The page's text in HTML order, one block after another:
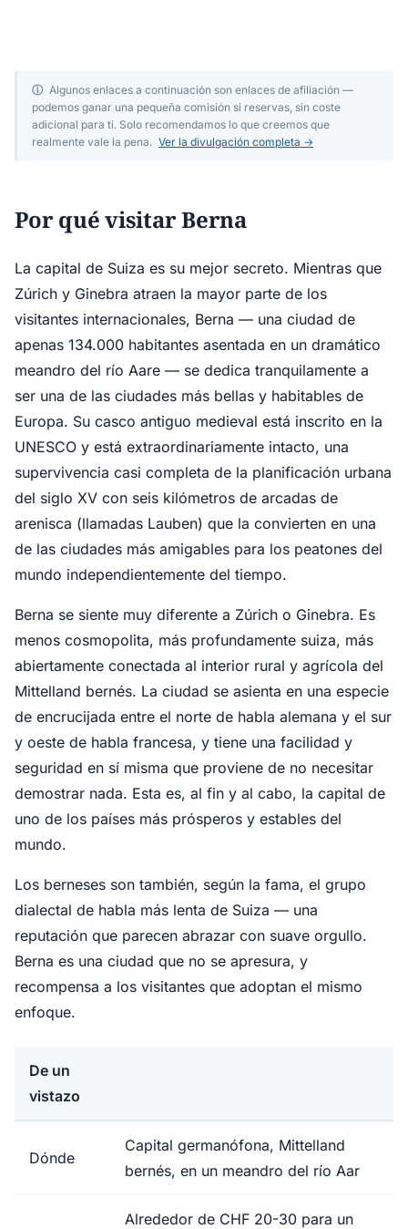
ⓘ Algunos enlaces a continuación son enlaces de afiliación —
podemos ganar una pequeña comisión si reservas, sin coste
adicional para ti. Solo recomendamos lo que creemos que
realmente vale la pena. Ver la divulgación completa →
Por qué visitar Berna
La capital de Suiza es su mejor secreto. Mientras que
Zúrich y Ginebra atraen la mayor parte de los
visitantes internacionales, Berna — una ciudad de
apenas 134.000 habitantes asentada en un dramático
meandro del río Aare — se dedica tranquilamente a
ser una de las ciudades más bellas y habitables de
Europa. Su casco antiguo medieval está inscrito en la
UNESCO y está extraordinariamente intacto, una
supervivencia casi completa de la planificación urbana
del siglo XV con seis kilómetros de arcadas de
arenisca (llamadas Lauben) que la convierten en una
de las ciudades más amigables para los peatones del
mundo independientemente del tiempo.
Berna se siente muy diferente a Zúrich o Ginebra. Es
menos cosmopolita, más profundamente suiza, más
abiertamente conectada al interior rural y agrícola del
Mittelland bernés. La ciudad se asienta en una especie
de encrucijada entre el norte de habla alemana y el sur
y oeste de habla francesa, y tiene una facilidad y
seguridad en sí misma que proviene de no necesitar
demostrar nada. Esta es, al fin y al cabo, la capital de
uno de los países más prósperos y estables del
mundo.
Los berneses son también, según la fama, el grupo
dialectal de habla más lenta de Suiza — una
reputación que parecen abrazar con suave orgullo.
Berna es una ciudad que no se apresura, y
recompensa a los visitantes que adoptan el mismo
enfoque.
De un
vistazo
Dónde
Capital germanófona, Mittelland
bernés, en un meandro del río Aar
Alrededor de CHF 20-30 para un